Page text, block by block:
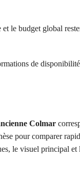
le budget global
de
Colmar
pour comparer
le visuel principal et